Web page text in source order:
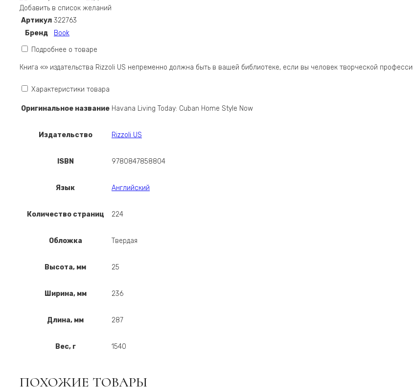
Today:
Cuban
Home
Style
Now
Добавить в список желаний
Артикул 322763
Бренд
Book
Подробнее о товаре
Книга «» издательства Rizzoli US непременно должна быть в вашей библиотеке, если вы человек творческой
Характеристики товара
Оригинальное название Havana Living Today: Cuban Home Style Now
Издательство Rizzoli US
ISBN 9780847858804
Язык Английский
Количество страниц 224
Обложка Твердая
Высота, мм 25
Ширина, мм 236
Длина, мм 287
Вес, г 1540
ПОХОЖИЕ ТОВАРЫ